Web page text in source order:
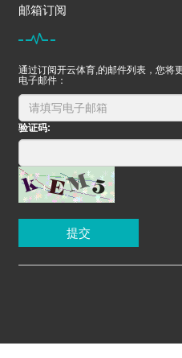
邮箱订阅
通过订阅开云体育,的邮件列表，您将
电子邮件：
验证码:
提交